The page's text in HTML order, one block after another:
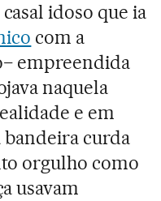
idoso que ia
com a
empreendida
naquela
e em
bandeira curda
orgulho como
usavam